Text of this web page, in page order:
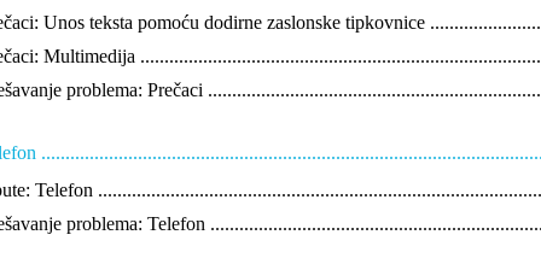
Unos teksta pomoću dodirne zaslonske tipkovnice
Multimedija
problema: Prečaci
Telefon
problema: Telefon